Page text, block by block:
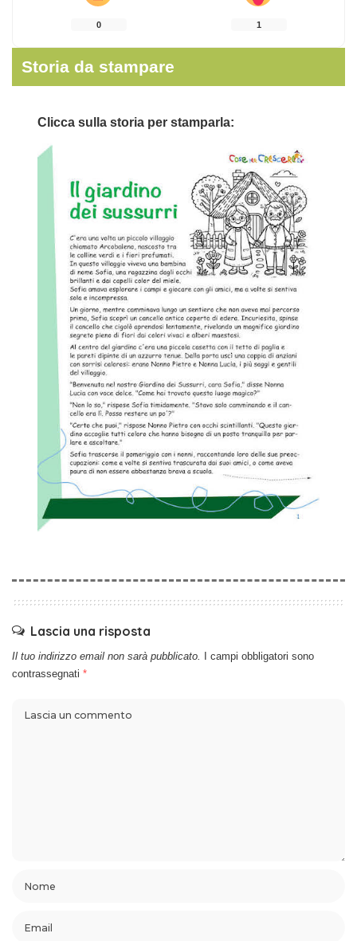
0 1
Storia da stampare
Clicca sulla storia per stamparla:
Lascia una risposta
Il tuo indirizzo email non sarà pubblicato. I campi obbligatori sono
contrassegnati *